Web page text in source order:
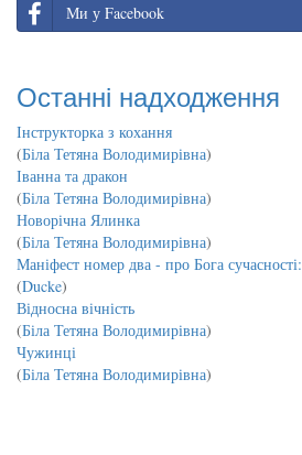
Ми у Facebook
Останні надходження
Інструкторка з кохання
(Біла Тетяна Володимирівна)
Іванна та дракон
(Біла Тетяна Володимирівна)
Новорічна Ялинка
(Біла Тетяна Володимирівна)
Маніфест номер два - про Бога сучасності:
(Ducke)
Відносна вічність
(Біла Тетяна Володимирівна)
Чужинці
(Біла Тетяна Володимирівна)